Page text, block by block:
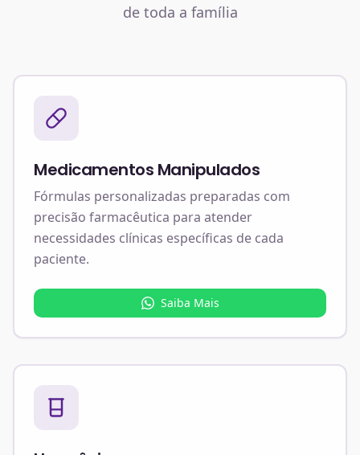
de toda a família
Medicamentos Manipulados
Fórmulas personalizadas preparadas com
precisão farmacêutica para atender
necessidades clínicas específicas de cada
paciente.
Saiba Mais